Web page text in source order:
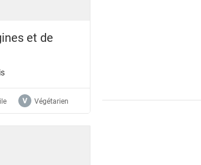
et de
of 5.
Végétarien